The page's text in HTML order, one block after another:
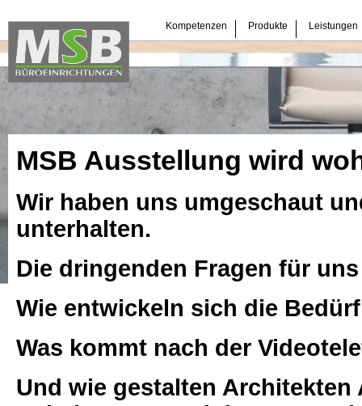
überspringenKompetenzen Produkte Leistungen
MSB Ausstellung wird
Wir haben uns umgeschaut
unterhalten.
Die dringenden Fragen für
Wie entwickeln sich die
Was kommt nach der
Und wie gestalten